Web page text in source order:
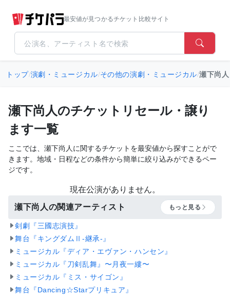
最安値が見つかるチケット比較サイト
トップ/演劇・ミュージカル/その他の演劇・ミュージカル/瀬下尚人
瀬下尚人のチケットリセール・譲り
ます一覧
ここでは、瀬下尚人に関するチケットを最安値から探すことがで
きます。地域・日程などの条件から簡単に絞り込みができるペー
ジです。
現在公演がありません。
瀬下尚人の関連アーティスト もっと見る
剣劇『三國志演技』
舞台『キングダムⅡ-継承-』
ミュージカル『ディア・エヴァン・ハンセン』
ミュージカル『刀剣乱舞』〜月夜一縷〜
ミュージカル『ミス・サイゴン』
舞台『Dancing☆Starプリキュア』